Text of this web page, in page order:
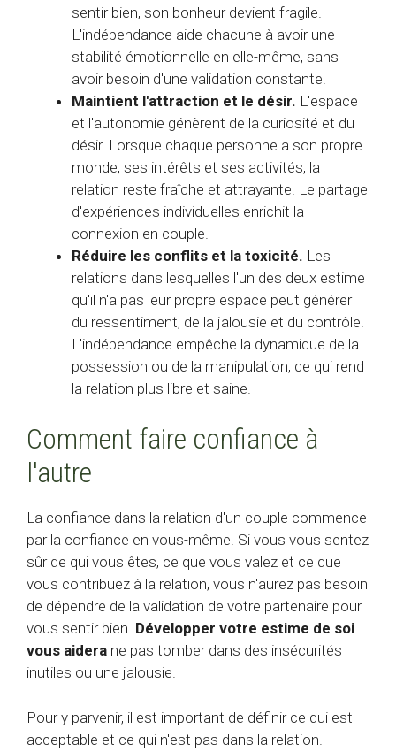
sentir bien, son bonheur devient fragile.
L'indépendance aide chacune à avoir une
stabilité émotionnelle en elle-même, sans
avoir besoin d'une validation constante.
Maintient l'attraction et le désir. L'espace
et l'autonomie génèrent de la curiosité et du
désir. Lorsque chaque personne a son propre
monde, ses intérêts et ses activités, la
relation reste fraîche et attrayante. Le partage
d'expériences individuelles enrichit la
connexion en couple.
Réduire les conflits et la toxicité. Les
relations dans lesquelles l'un des deux estime
qu'il n'a pas leur propre espace peut générer
du ressentiment, de la jalousie et du contrôle.
L'indépendance empêche la dynamique de la
possession ou de la manipulation, ce qui rend
la relation plus libre et saine.
Comment faire confiance à
l'autre
La confiance dans la relation d'un couple commence
par la confiance en vous-même. Si vous vous sentez
sûr de qui vous êtes, ce que vous valez et ce que
vous contribuez à la relation, vous n'aurez pas besoin
de dépendre de la validation de votre partenaire pour
vous sentir bien. Développer votre estime de soi
vous aidera ne pas tomber dans des insécurités
inutiles ou une jalousie.
Pour y parvenir, il est important de définir ce qui est
acceptable et ce qui n'est pas dans la relation.